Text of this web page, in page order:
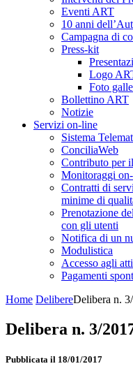
Eventi ART
10 anni
Campagna di
Press-kit
Logo
Foto
Bollettino ART
Notizie
Servizi on-line
Sistema
ConciliaWeb
Contributo per
Monitoraggi
Contratti di
minime di
Prenotazione
con gli utenti
Notifica di un
Modulistica
Accesso agli
Pagamenti
Home DelibereDelibera n.
Delibera n. 3/
Pubblicata il 18/01/2017